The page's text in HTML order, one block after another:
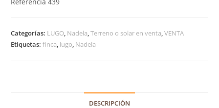
Categorías: LUGO, Nadela,Terreno o solar en venta,VENTA
Etiquetas:finca, lugo, Nadela
DESCRIPCIÓN